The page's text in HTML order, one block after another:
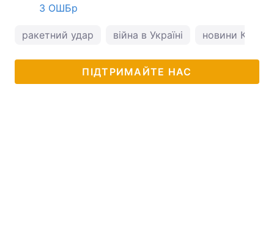
3 ОШБр
ракетний удар війна в Україні новини Києва
ПІДТРИМАЙТЕ НАС